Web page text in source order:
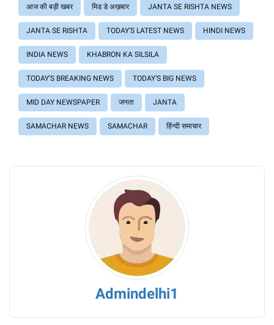
आज की बड़ी खबर मिड डे अख़बार JANTA SE RISHTA NEWS
JANTA SE RISHTA TODAY'S LATEST NEWS HINDI NEWS
INDIA NEWS KHABRON KA SILSILA
TODAY'S BREAKING NEWS TODAY'S BIG NEWS
MID DAY NEWSPAPER जनता JANTA
SAMACHAR NEWS SAMACHAR हिंन्दी समाचार
Admindelhi1